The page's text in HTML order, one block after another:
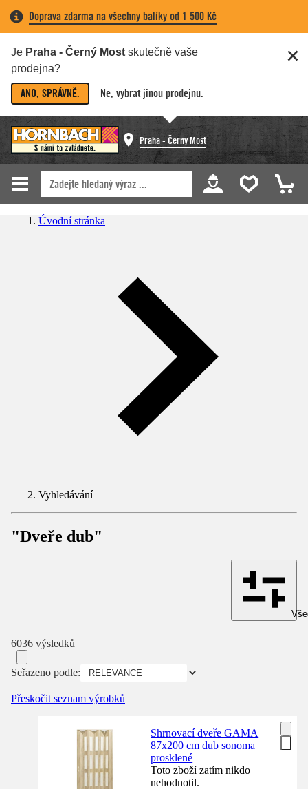
Doprava zdarma na všechny balíky od 1 500 Kč
Je Praha - Černý Most skutečně vaše
prodejna?
ANO, SPRÁVNĚ. Ne, vybrat jinou prodejnu.
Praha - Černý Most
Úvodní stránka
Vyhledávání
"Dveře dub"
6036 výsledků
Seřazeno podle:
Přeskočit seznam výrobků
Shrnovací dveře GAMA
87x200 cm dub sonoma
prosklené
Toto zboží zatím nikdo
nehodnotil.